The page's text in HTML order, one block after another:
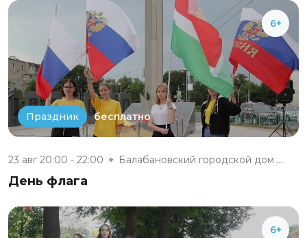
6+
Праздник бесплатно
23 авг 20:00 - 22:00 Балабановский городской дом ку...
День флага
6+